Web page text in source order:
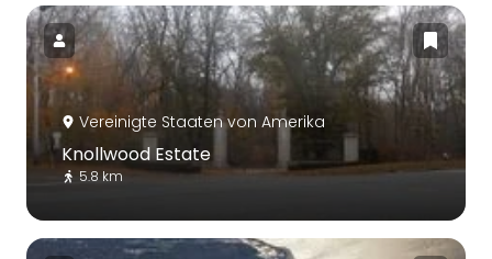
Vereinigte Staaten von Amerika
Knollwood Estate
5.8 km